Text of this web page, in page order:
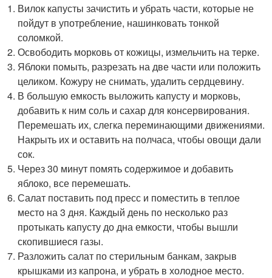
Вилок капусты зачистить и убрать части, которые не
пойдут в употребление, нашинковать тонкой
соломкой.
Освободить морковь от кожицы, измельчить на терке.
Яблоки помыть, разрезать на две части или положить
целиком. Кожуру не снимать, удалить сердцевину.
В большую емкость выложить капусту и морковь,
добавить к ним соль и сахар для консервирования.
Перемешать их, слегка переминающими движениями.
Накрыть их и оставить на полчаса, чтобы овощи дали
сок.
Через 30 минут помять содержимое и добавить
яблоко, все перемешать.
Салат поставить под пресс и поместить в теплое
место на 3 дня. Каждый день по несколько раз
протыкать капусту до дна емкости, чтобы вышли
скопившиеся газы.
Разложить салат по стерильным банкам, закрыв
крышками из капрона, и убрать в холодное место.